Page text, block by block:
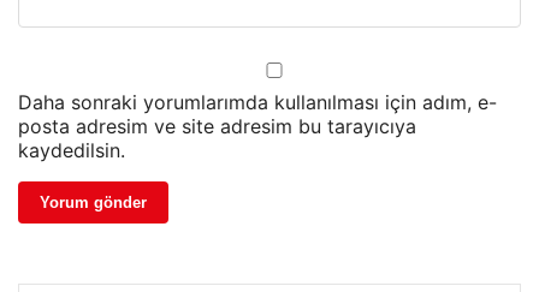
Daha sonraki yorumlarımda kullanılması için adım, e-
posta adresim ve site adresim bu tarayıcıya
kaydedilsin.